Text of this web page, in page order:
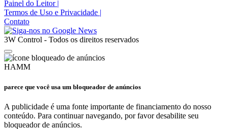
Painel do Leitor |
Termos de Uso e Privacidade |
Contato
3W Control - Todos os direitos reservados
HAMM
parece que você usa um bloqueador de anúncios
A publicidade é uma fonte importante de financiamento do nosso
conteúdo. Para continuar navegando, por favor desabilite seu
bloqueador de anúncios.